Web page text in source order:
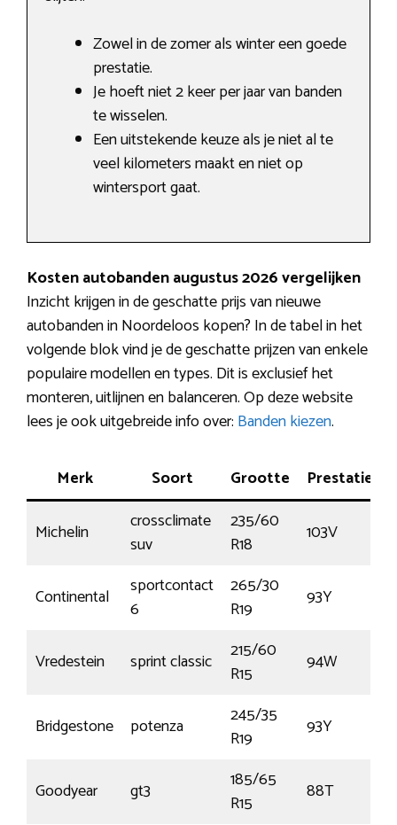
Zowel in de zomer als winter een goede
prestatie.
Je hoeft niet 2 keer per jaar van banden
te wisselen.
Een uitstekende keuze als je niet al te
veel kilometers maakt en niet op
wintersport gaat.
Kosten autobanden augustus 2026 vergelijken
Inzicht krijgen in de geschatte prijs van nieuwe
autobanden in Noordeloos kopen? In de tabel in het
volgende blok vind je de geschatte prijzen van enkele
populaire modellen en types. Dit is exclusief het
monteren, uitlijnen en balanceren. Op deze website
lees je ook uitgebreide info over: Banden kiezen.
Merk Soort Grootte Prestatie
Michelin
crossclimate
suv
235/60
R18
103V
Continental
sportcontact
6
265/30
R19
93Y
Vredestein sprint classic
215/60
R15
94W
Bridgestone potenza
245/35
R19
93Y
Goodyear gt3
185/65
R15
88T